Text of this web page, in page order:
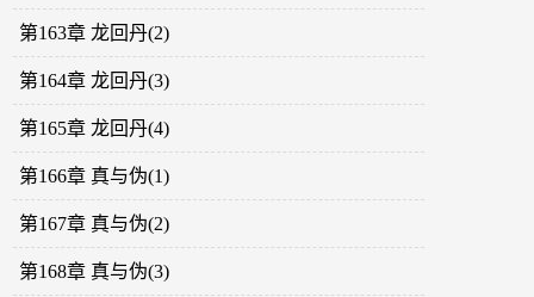
第163章 龙回丹(2)
第164章 龙回丹(3)
第165章 龙回丹(4)
第166章 真与伪(1)
第167章 真与伪(2)
第168章 真与伪(3)